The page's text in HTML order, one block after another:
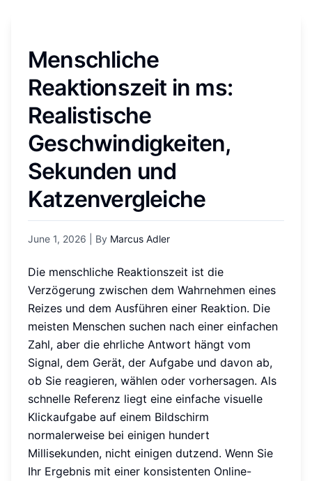
Menschliche
Reaktionszeit in ms:
Realistische
Geschwindigkeiten,
Sekunden und
Katzenvergleiche
June 1, 2026 | By Marcus Adler
Die menschliche Reaktionszeit ist die
Verzögerung zwischen dem Wahrnehmen eines
Reizes und dem Ausführen einer Reaktion. Die
meisten Menschen suchen nach einer einfachen
Zahl, aber die ehrliche Antwort hängt vom
Signal, dem Gerät, der Aufgabe und davon ab,
ob Sie reagieren, wählen oder vorhersagen. Als
schnelle Referenz liegt eine einfache visuelle
Klickaufgabe auf einem Bildschirm
normalerweise bei einigen hundert
Millisekunden, nicht einigen dutzend. Wenn Sie
Ihr Ergebnis mit einer konsistenten Online-